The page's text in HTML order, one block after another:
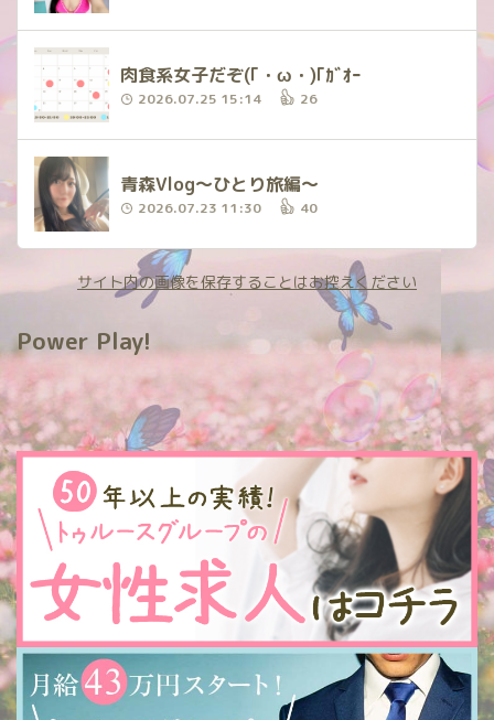
肉食系女子だぞ(｢・ω・)｢ｶﾞｵｰ
2026.07.25 15:14 26
青森Vlog〜ひとり旅編〜
2026.07.23 11:30 40
サイト内の画像を保存することはお控えください
Power Play!